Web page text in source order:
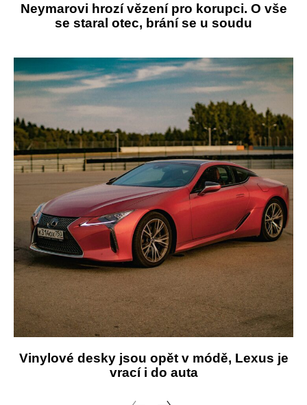
Neymarovi hrozí vězení pro korupci. O vše
se staral otec, brání se u soudu
Vinylové desky jsou opět v módě, Lexus je
vrací i do auta